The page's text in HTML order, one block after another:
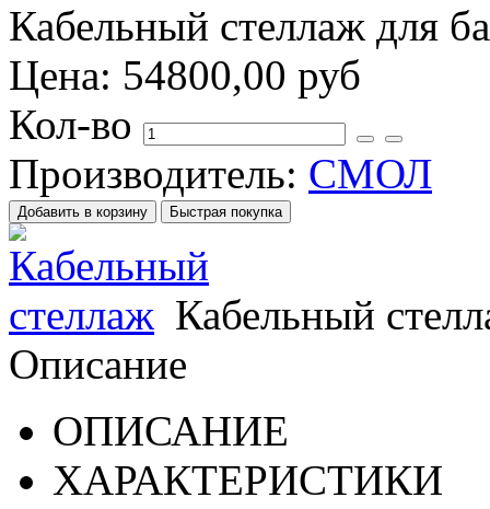
Кабельный стеллаж для
Цена: 54800,00 руб
Кол-во
Производитель: СМОЛ
Кабельный
Описание
ОПИСАНИЕ
ХАРАКТЕРИСТИКИ